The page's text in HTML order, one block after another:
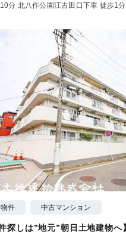
分 北八作公園江古田口下車 徒歩1分
件 中古マンション
探しは”地元”朝日土地建物